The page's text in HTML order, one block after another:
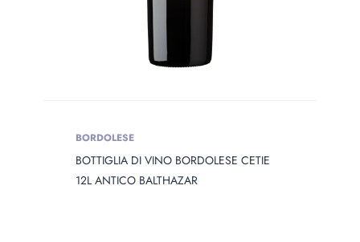
BORDOLESE
BOTTIGLIA DI VINO BORDOLESE CETIE
12L ANTICO BALTHAZAR